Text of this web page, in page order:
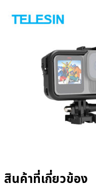
สินค้าที่เกี่ยวข้อง